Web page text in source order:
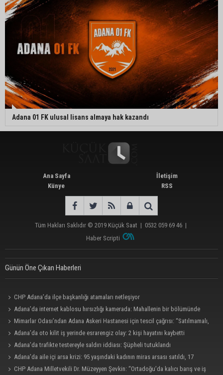
Adana 01 FK ulusal lisans almaya hak kazandı
Ana Sayfa
Künye
İletişim
RSS
Tüm Hakları Saklıdır © 2019 Küçük Saat | 0532 059 69 46 |
Haber Scripti
Günün Öne Çıkan Haberleri
CHP Adana’da ilçe başkanlığı atamaları netleşiyor
Adana’da internet kablosu hırsızlığı kamerada: Mahallenin bir bölümünde
internet erişimi kesildi
Mimarlar Odası’ndan Adana Askeri Hastanesi için tescil çağrısı: “Satılmamalı,
amaç dışı kullanılmamalı”
Adana’da oto kilit iş yerinde esrarengiz olay: 2 kişi hayatını kaybetti
Adana’da trafikte testereyle saldırı iddiası: Şüpheli tutuklandı
Adana’da aile içi arsa krizi: 95 yaşındaki kadının miras arsası satıldı, 17
milyonun 13 milyonu harcandı
CHP Adana Milletvekili Dr. Müzeyyen Şevkin: “Ortadoğu’da kalıcı barış ve iş